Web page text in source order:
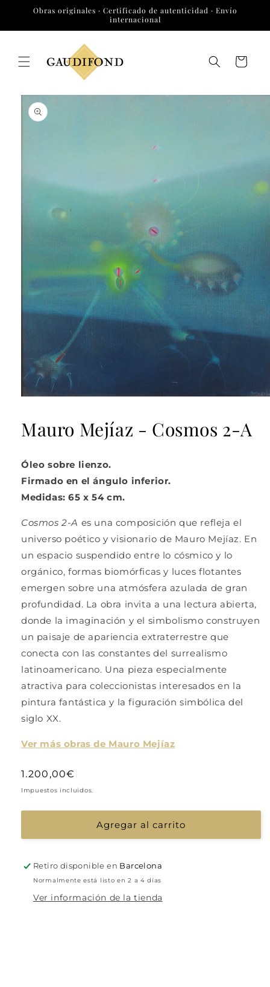
directamente
Obras originales · Certificado de autenticidad · Envío
internacional
Carrito
directamente
información
1
en
modal
Mauro Mejíaz - Cosmos 2-A
Óleo sobre lienzo.
Firmado en el ángulo inferior.
Medidas: 65 x 54 cm.
Cosmos 2-A es una composición que refleja el
universo poético y visionario de Mauro Mejíaz. En
un espacio suspendido entre lo cósmico y lo
orgánico, formas biomórficas y luces flotantes
emergen sobre una atmósfera azulada de gran
profundidad. La obra invita a una lectura abierta,
donde la imaginación y el simbolismo construyen
un paisaje de apariencia extraterrestre que
conecta con las constantes del surrealismo
latinoamericano. Una pieza especialmente
atractiva para coleccionistas interesados en la
pintura fantástica y la figuración simbólica del
siglo XX.
Ver más obras de Mauro Mejíaz
Precio
habitual
1.200,00€
Impuestos incluidos.
Agregar al carrito
Retiro disponible en Barcelona
Normalmente está listo en 2 a 4 días
Ver información de la tienda